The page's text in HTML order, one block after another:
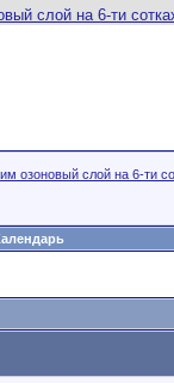
озоновый слой на 6-ти